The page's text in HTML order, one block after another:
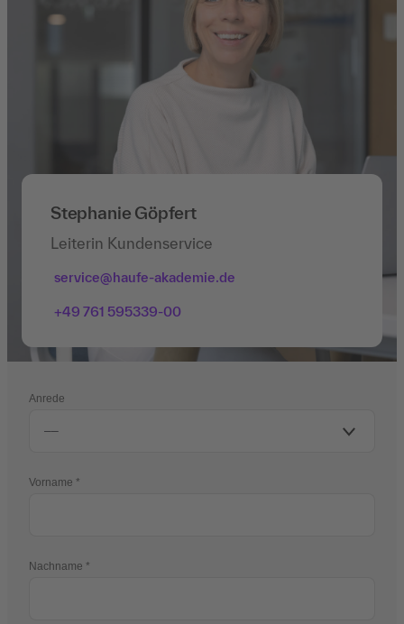
Stephanie Göpfert
Leiterin Kundenservice
service@haufe-akademie.de
+49 761 595339-00
Anrede
Vorname
Nachname